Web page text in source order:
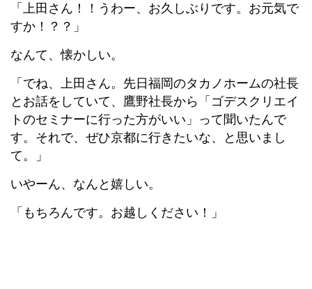
「上田さん！！うわー、お久しぶりです。お元気で
すか！？？」
なんて、懐かしい。
「でね、上田さん。先日福岡のタカノホームの社長
とお話をしていて、鷹野社長から「ゴデスクリエイ
トのセミナーに行った方がいい」って聞いたんで
す。それで、ぜひ京都に行きたいな、と思いまし
て。」
いやーん、なんと嬉しい。
「もちろんです。お越しください！」